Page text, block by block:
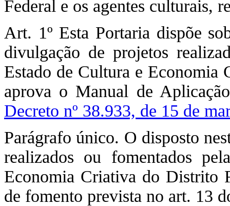
Federal e os agentes culturais,
Art. 1º Esta Portaria dispõe
divulgação de projetos
Estado de Cultura e
aprova o Manual de
Decreto nº 38.933, de 15 de
Parágrafo único. O disposto
realizados ou fomentados
Economia Criativa do Distrito
de fomento prevista no art. 13